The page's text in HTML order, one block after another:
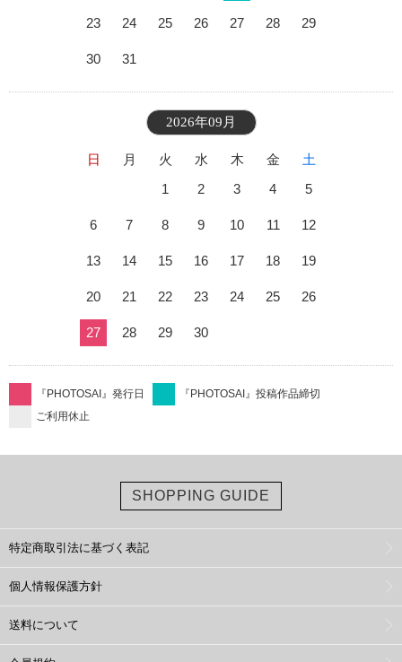
23 24 25 26 27 28 29
30 31
2026年09月
日 月 火 水 木 金
土
1
2 3 4 5
6 7 8 9 10 11 12
13 14 15 16 17 18 19
20 21 22 23 24 25 26
27 28 29 30
『PHOTOSAI』発行日
『PHOTOSAI』投稿作品締切
ご利用休止
SHOPPING GUIDE
特定商取引法に基づく表記
個人情報保護方針
送料について